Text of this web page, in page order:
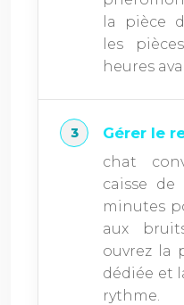
la pièce
les
heures
Gérer le
chat
caisse de
minutes
aux
ouvrez la
dédiée et
rythme.